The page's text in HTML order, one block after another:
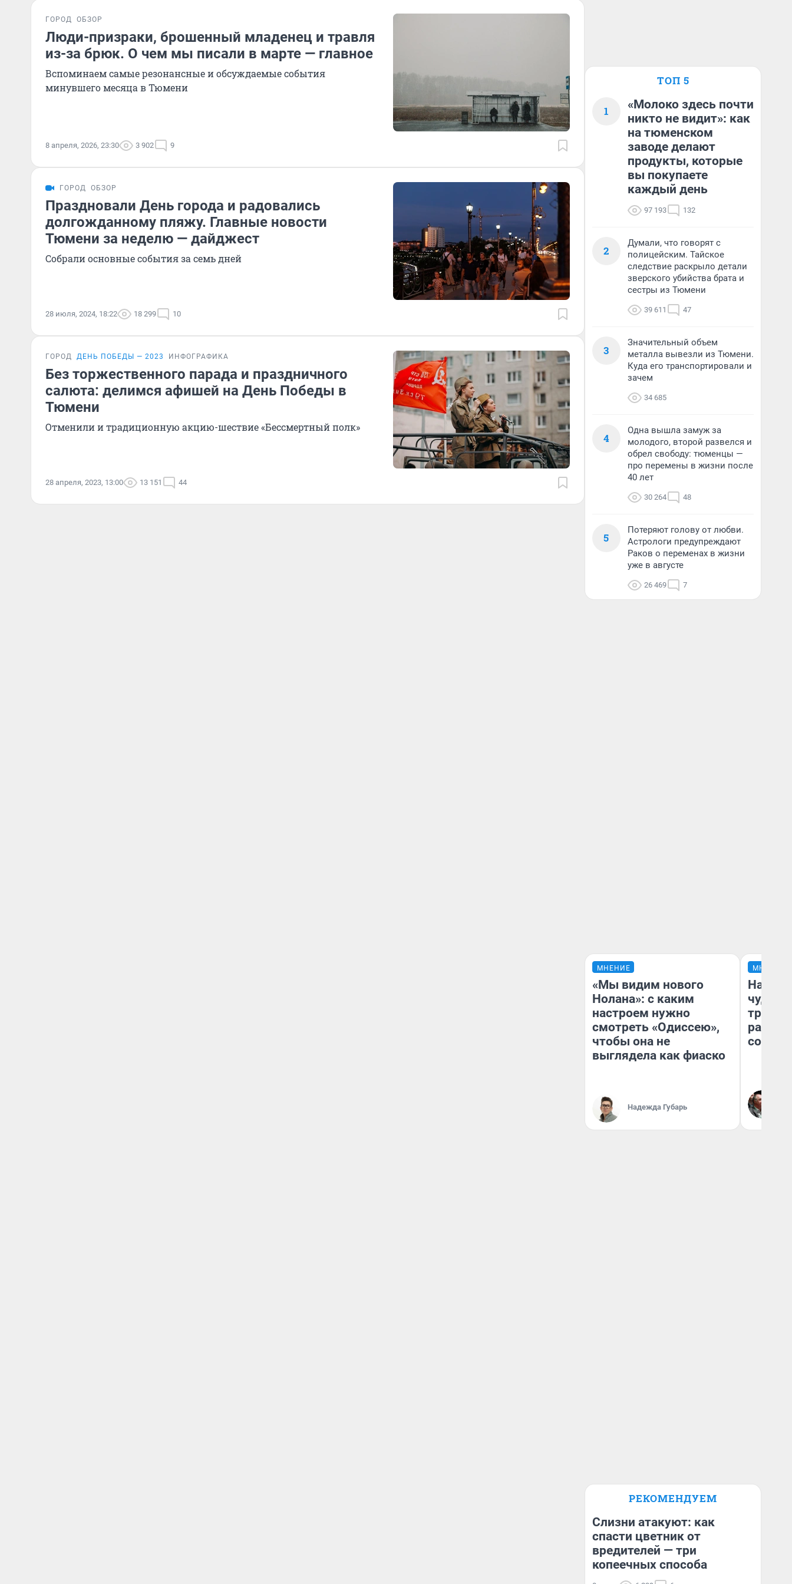
ГОРОД ОБЗОР
Люди-призраки, брошенный младенец и травля
из-за брюк. О чем мы писали в марте — главное
Вспоминаем самые резонансные и обсуждаемые события
минувшего месяца в Тюмени
8 апреля, 2026, 23:30 3 902 9
ГОРОД ОБЗОР
Праздновали День города и радовались
долгожданному пляжу. Главные новости
Тюмени за неделю — дайджест
Собрали основные события за семь дней
28 июля, 2024, 18:22 18 299 10
ГОРОД ДЕНЬ ПОБЕДЫ — 2023 ИНФОГРАФИКА
Без торжественного парада и праздничного
салюта: делимся афишей на День Победы в
Тюмени
Отменили и традиционную акцию-шествие «Бессмертный полк»
28 апреля, 2023, 13:00 13 151 44
ТОП 5
1
«Молоко здесь почти
никто не видит»: как
на тюменском
заводе делают
продукты, которые
вы покупаете
каждый день
97 193 132
2
Думали, что говорят с
полицейским. Тайское
следствие раскрыло детали
зверского убийства брата и
сестры из Тюмени
39 611 47
3
Значительный объем
металла вывезли из Тюмени.
Куда его транспортировали и
зачем
34 685
4
Одна вышла замуж за
молодого, второй развелся и
обрел свободу: тюменцы —
про перемены в жизни после
40 лет
30 264 48
5
Потеряют голову от любви.
Астрологи предупреждают
Раков о переменах в жизни
уже в августе
26 469 7
МНЕНИЕ
«Мы видим нового
Нолана»: с каким
настроем нужно
смотреть «Одиссею»,
чтобы она не
выглядела как фиаско
Надежда Губарь
МНЕНИЕ
чудом
РЕКОМЕНДУЕМ
Слизни атакуют: как
спасти цветник от
вредителей — три
копеечных способа